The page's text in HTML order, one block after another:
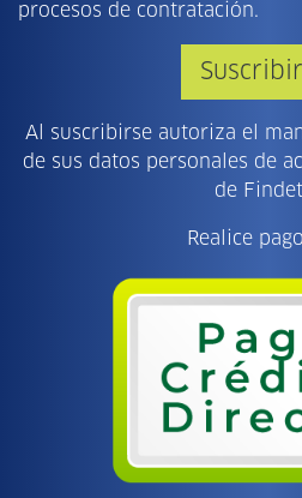
procesos de contratación.
Al suscribirse autoriza el
de sus datos personales de
de
Realice